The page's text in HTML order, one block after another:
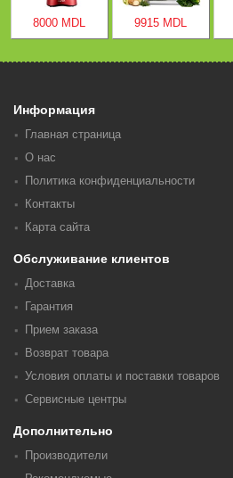
8000 MDL 9915 MDL
Информация
Главная страница
О нас
Политика конфиденциальности
Контакты
Карта сайта
Обслуживание клиентов
Доставка
Гарантия
Прием заказа
Возврат товара
Условия оплаты и поставки товаров
Сервисные центры
Дополнительно
Производители